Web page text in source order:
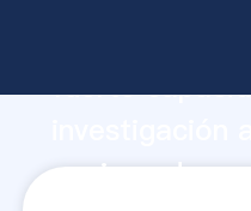
fuerte
equipos de